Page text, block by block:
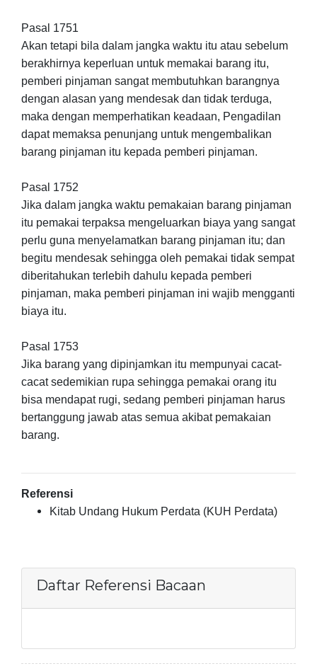
Pasal 1751
Akan tetapi bila dalam jangka waktu itu atau sebelum
berakhirnya keperluan untuk memakai barang itu,
pemberi pinjaman sangat membutuhkan barangnya
dengan alasan yang mendesak dan tidak terduga,
maka dengan memperhatikan keadaan, Pengadilan
dapat memaksa penunjang untuk mengembalikan
barang pinjaman itu kepada pemberi pinjaman.
Pasal 1752
Jika dalam jangka waktu pemakaian barang pinjaman
itu pemakai terpaksa mengeluarkan biaya yang sangat
perlu guna menyelamatkan barang pinjaman itu; dan
begitu mendesak sehingga oleh pemakai tidak sempat
diberitahukan terlebih dahulu kepada pemberi
pinjaman, maka pemberi pinjaman ini wajib mengganti
biaya itu.
Pasal 1753
Jika barang yang dipinjamkan itu mempunyai cacat-
cacat sedemikian rupa sehingga pemakai orang itu
bisa mendapat rugi, sedang pemberi pinjaman harus
bertanggung jawab atas semua akibat pemakaian
barang.
Referensi
Kitab Undang Hukum Perdata (KUH Perdata)
Daftar Referensi Bacaan